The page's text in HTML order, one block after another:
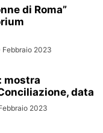
di Roma”
Febbraio 2023
mostra
data
2023